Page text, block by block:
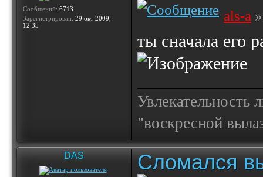
Сообщений: 6713
Зарегистрирован: 29 окт 2009,
12:35
als-a
ты сначала его
Увлекательность
"воскресной
DAS Сломался